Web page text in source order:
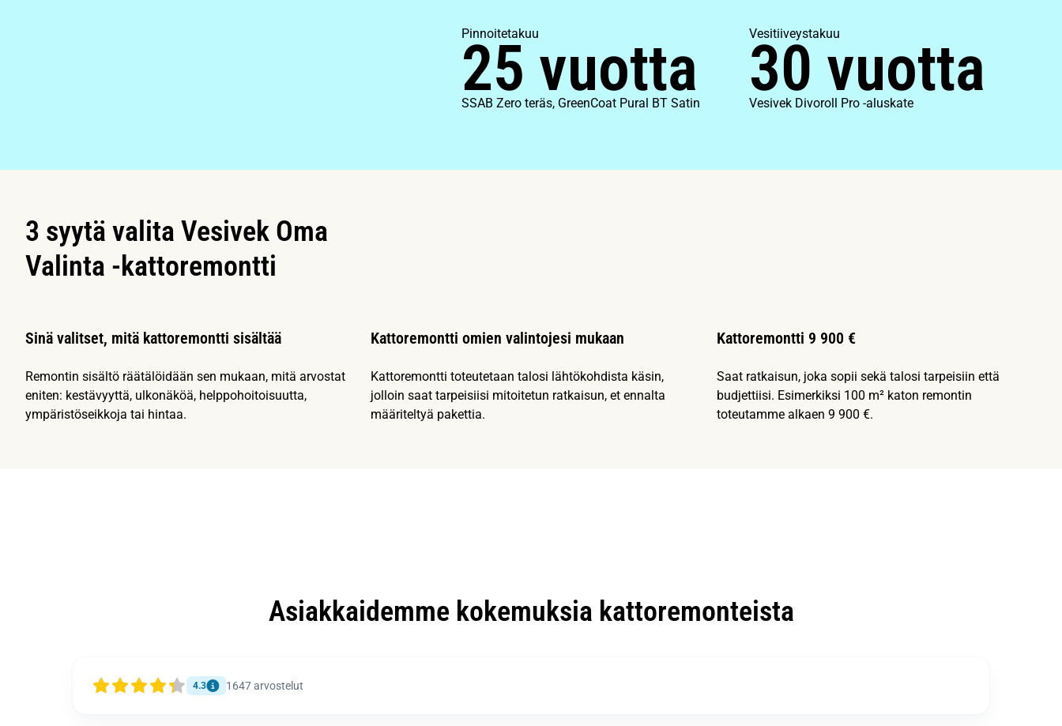
Pinnoitetakuu
25 vuotta
SSAB Zero teräs, GreenCoat Pural BT Satin
Vesitiiveystakuu
30 vuotta
Vesivek Divoroll Pro -aluskate
3 syytä valita Vesivek Oma
Valinta -kattoremontti
Sinä valitset, mitä kattoremontti sisältää
Remontin sisältö räätälöidään sen mukaan, mitä arvostat
eniten: kestävyyttä, ulkonäköä, helppohoitoisuutta,
ympäristöseikkoja tai hintaa.
Kattoremontti omien valintojesi mukaan
Kattoremontti toteutetaan talosi lähtökohdista käsin,
jolloin saat tarpeisiisi mitoitetun ratkaisun, et ennalta
määriteltyä pakettia.
Kattoremontti 9 900 €
Saat ratkaisun, joka sopii sekä talosi tarpeisiin että
budjettiisi. Esimerkiksi 100 m² katon remontin
toteutamme alkaen 9 900 €.
Asiakkaidemme kokemuksia kattoremonteista
4.3 1647arvostelut